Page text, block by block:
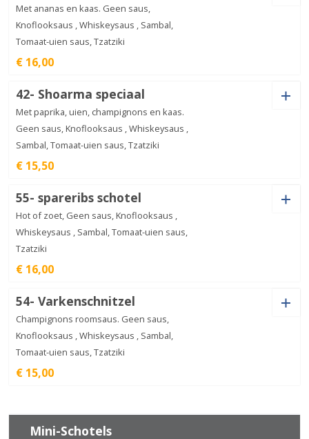
Shoarma
ananas
Met ananas en kaas. Geen saus,
Knoflooksaus , Whiskeysaus , Sambal,
Tomaat-uien saus, Tzatziki
€ 16,00
Saus
Shoarma
Hawai
42- Shoarma speciaal
Met paprika, uien, champignons en kaas.
Geen saus, Knoflooksaus , Whiskeysaus ,
Sambal, Tomaat-uien saus, Tzatziki
€ 15,50
Saus
Shoarma
speciaal
55- spareribs schotel
Hot of zoet, Geen saus, Knoflooksaus ,
Whiskeysaus , Sambal, Tomaat-uien saus,
Tzatziki
€ 16,00
Saus
spareribs
schotel
54- Varkenschnitzel
Champignons roomsaus. Geen saus,
Knoflooksaus , Whiskeysaus , Sambal,
Tomaat-uien saus, Tzatziki
€ 15,00
Mini-Schotels